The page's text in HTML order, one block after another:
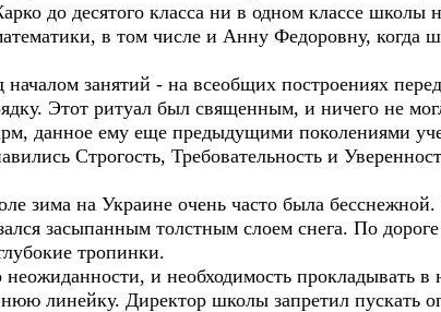
до десятого класса ни в одном классе школы
в том числе и Анну Федоровну, когда
занятий - на всеобщих построениях
Этот ритуал был священным, и ничего не
данное ему еще предыдущими поколениями
Строгость, Требовательность и
зима на Украине очень часто была
засыпанным толстным слоем снега. По
тропинки.
неожиданности, и необходимость прокладывать
линейку. Директор школы запретил пускать